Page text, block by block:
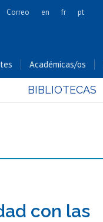
Cs. Forestales y Conservación
Cs. Sociales
Bachillerato
Correo en fr pt
Académicas/os
BIBLIOTECAS
con las